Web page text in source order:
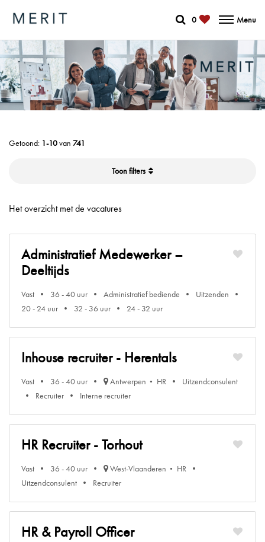
0 Menu
Getoond: 1-10van 741
filters
Het overzicht met de vacatures
Administratief Medewerker –
Deeltijds
Vast 36 - 40 uur Administratief bediende
Uitzenden
20 - 24 uur
32 - 36 uur 24 - 32 uur
Inhouse recruiter - Herentals
Vast 36 - 40 uur Antwerpen HR
Uitzendconsulent
Recruiter
Interne recruiter
HR Recruiter - Torhout
Vast 36 - 40 uur West-Vlaanderen
HR
Uitzendconsulent
Recruiter
HR & Payroll Officer